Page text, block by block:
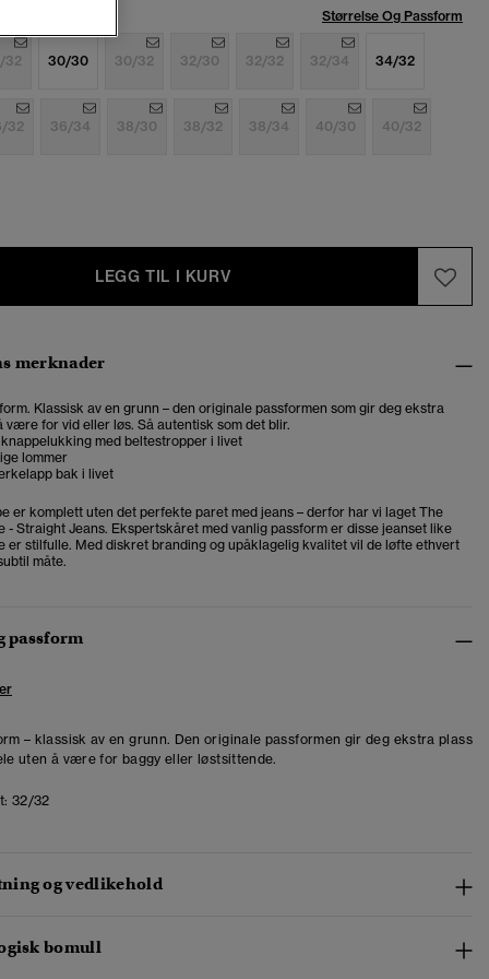
Størrelse Og Passform
32 30/30 30/32 32/30 32/32 32/34 34/32
32 36/34 38/30 38/32 38/34 40/30 40/32
LEGG TIL I KURV
merknader
Klassisk av en grunn – den originale passformen som gir deg ekstra
være for vid eller løs. Så autentisk som det blir.
med beltestropper i livet
lommer
bak i livet
er komplett uten det perfekte paret med jeans – derfor har vi laget The
- Straight Jeans. Ekspertskåret med vanlig passform er disse jeanset like
er stilfulle. Med diskret branding og upåklagelig kvalitet vil de løfte ethvert
måte.
passform
– klassisk av en grunn. Den originale passformen gir deg ekstra plass
uten å være for baggy eller løstsittende.
32/32
og vedlikehold
bomull